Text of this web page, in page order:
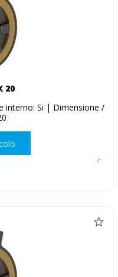
20
interno: Si | Dimensione /